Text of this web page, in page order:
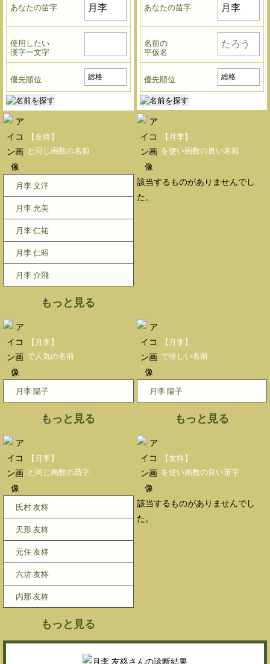
あなたの苗字
使用したい
漢字一文字
優先順位
あなたの苗字
名前の
平仮名
優先順位
【友柊】
と同じ画数の名前
月李 文洋
月李 允美
月李 仁祐
月李 仁昭
月李 介飛
もっと見る
【月李】
を使い画数の良い名前
該当するものがありませんでし
た。
【月李】
で人気の名前
月李 陽子
もっと見る
【月李】
で珍しい名前
月李 陽子
もっと見る
【月李】
と同じ画数の苗字
氏村 友柊
天形 友柊
元住 友柊
六坊 友柊
内那 友柊
もっと見る
【友柊】
を使い画数の良い苗字
該当するものがありませんでし
た。